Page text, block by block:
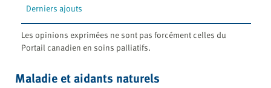
Derniers ajouts
Les opinions exprimées ne sont pas forcément celles du
Portail canadien en soins palliatifs.
Maladie et aidants naturels